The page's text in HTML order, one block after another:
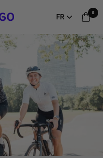
FR
0